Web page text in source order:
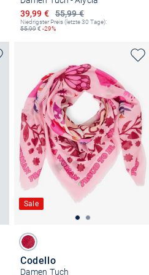
55,99 €
Ermäßigter Preis
39,99 €
Niedrigster Preis (letzte 30 Tage):
55,99€ -29%
Sale
Codello
Damen Tuch